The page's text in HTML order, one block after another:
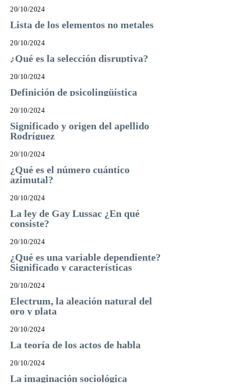
20/10/2024
Lista de los elementos no metales
20/10/2024
¿Qué es la selección disruptiva?
20/10/2024
Definición de psicolingüística
20/10/2024
Significado y origen del apellido
Rodríguez
20/10/2024
¿Qué es el número cuántico
azimutal?
20/10/2024
La ley de Gay Lussac ¿En qué
consiste?
20/10/2024
¿Qué es una variable dependiente?
Significado y características
20/10/2024
Electrum, la aleación natural del
oro y plata
20/10/2024
La teoría de los actos de habla
20/10/2024
La imaginación sociológica